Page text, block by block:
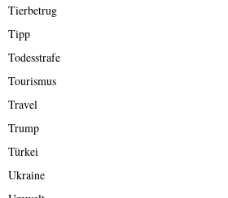
Tierbetrug
Tipp
Todesstrafe
Tourismus
Travel
Trump
Türkei
Ukraine